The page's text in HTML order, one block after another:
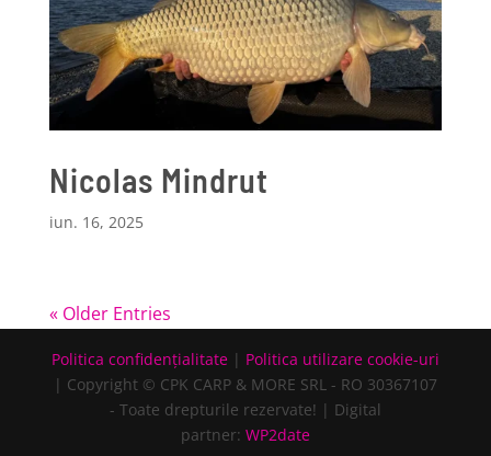
Nicolas Mindrut
iun. 16, 2025
« Older Entries
Politica confidențialitate| Politica utilizare cookie-uri
| Copyright © CPK CARP & MORE SRL - RO 30367107
- Toate drepturile rezervate! | Digital
partner: WP2date